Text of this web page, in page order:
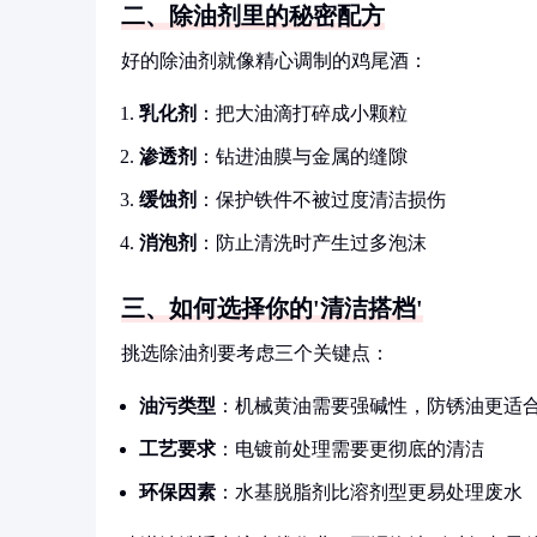
二、除油剂里的秘密配方
好的除油剂就像精心调制的鸡尾酒：
乳化剂 ：把大油滴打碎成小颗粒
渗透剂 ：钻进油膜与金属的缝隙
缓蚀剂 ：保护铁件不被过度清洁损伤
消泡剂 ：防止清洗时产生过多泡沫
三、如何选择你的'清洁搭档'
挑选除油剂要考虑三个关键点：
油污类型 ：机械黄油需要强碱性，防锈油更适
工艺要求 ：电镀前处理需要更彻底的清洁
环保因素 ：水基脱脂剂比溶剂型更易处理废水